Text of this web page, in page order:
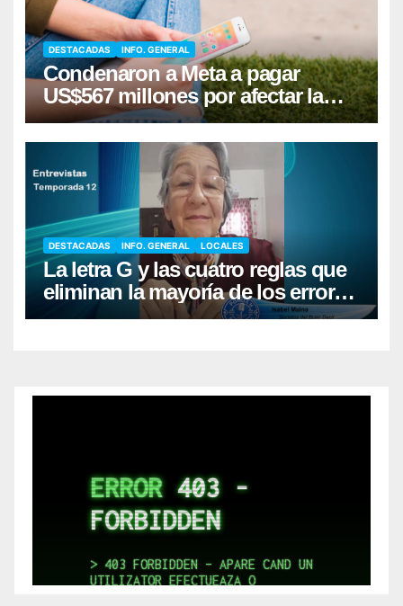
DESTACADAS INFO. GENERAL
Condenaron a Meta a pagar
US$567 millones por afectar la
salud mental de niños
DESTACADAS INFO. GENERAL LOCALES
La letra G y las cuatro reglas que
eliminan la mayoría de los errores
al escribir